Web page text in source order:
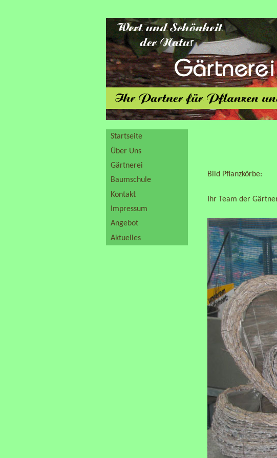
Startseite
Über Uns
Gärtnerei
Baumschule
Kontakt
Impressum
Angebot
Aktuelles
Bild Pflanzkörbe:
Ihr Team der